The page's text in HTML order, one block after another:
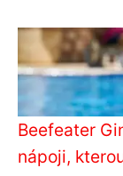
Beefeater
nápoji,